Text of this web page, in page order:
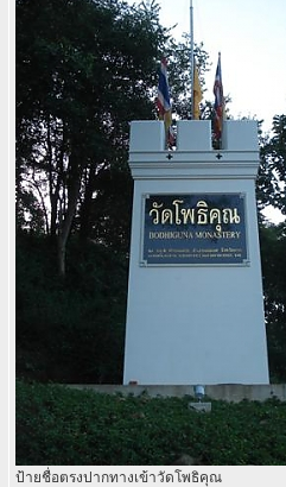
ป้ายชื่อตรงปากทางเข้าวัดโพธิคุณ